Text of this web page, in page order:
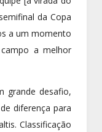
da Copa
a um momento
a melhor
grande desafio,
diferença para
Classificação